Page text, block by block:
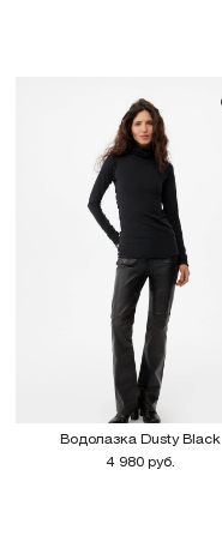
Водолазка Dusty Black
4 980 руб.